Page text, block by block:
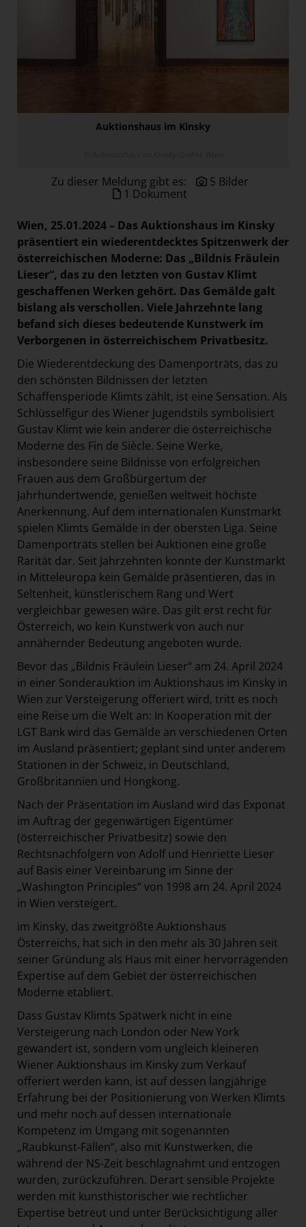
section.d
MEDIA
KONTAKT
Auktionshaus im Kinsky
Zu dieser Meldung gibt es:
5 Bilder
1 Dokument
Wien, 25.01.2024 – Das Auktionshaus im Kinsky
präsentiert ein wiederentdecktes Spitzenwerk der
österreichischen Moderne: Das „Bildnis Fräulein
Lieser“, das zu den letzten von Gustav Klimt
geschaffenen Werken gehört. Das Gemälde galt
bislang als verschollen. Viele Jahrzehnte lang
befand sich dieses bedeutende Kunstwerk im
Verborgenen in österreichischem Privatbesitz.
Die Wiederentdeckung des Damenporträts, das zu
den schönsten Bildnissen der letzten
Schaffensperiode Klimts zählt, ist eine Sensation. Als
Schlüsselfigur des Wiener Jugendstils symbolisiert
Gustav Klimt wie kein anderer die österreichische
Moderne des Fin de Siècle. Seine Werke,
insbesondere seine Bildnisse von erfolgreichen
Frauen aus dem Großbürgertum der
Jahrhundertwende, genießen weltweit höchste
Anerkennung. Auf dem internationalen Kunstmarkt
spielen Klimts Gemälde in der obersten Liga. Seine
Damenporträts stellen bei Auktionen eine große
Rarität dar. Seit Jahrzehnten konnte der Kunstmarkt
in Mitteleuropa kein Gemälde präsentieren, das in
Seltenheit, künstlerischem Rang und Wert
vergleichbar gewesen wäre. Das gilt erst recht für
Österreich, wo kein Kunstwerk von auch nur
annähernder Bedeutung angeboten wurde.
Bevor das „Bildnis Fräulein Lieser“ am 24. April 2024
in einer Sonderauktion im Auktionshaus im Kinsky in
Wien zur Versteigerung offeriert wird, tritt es noch
eine Reise um die Welt an: In Kooperation mit der
LGT Bank wird das Gemälde an verschiedenen Orten
im Ausland präsentiert; geplant sind unter anderem
Stationen in der Schweiz, in Deutschland,
Großbritannien und Hongkong.
Nach der Präsentation im Ausland wird das Exponat
im Auftrag der gegenwärtigen Eigentümer
(österreichischer Privatbesitz) sowie den
Rechtsnachfolgern von Adolf und Henriette Lieser
auf Basis einer Vereinbarung im Sinne der
„Washington Principles“ von 1998 am 24. April 2024
in Wien versteigert.
im Kinsky, das zweitgrößte Auktionshaus
Österreichs, hat sich in den mehr als 30 Jahren seit
seiner Gründung als Haus mit einer hervorragenden
Expertise auf dem Gebiet der österreichischen
Moderne etabliert.
Dass Gustav Klimts Spätwerk nicht in eine
Versteigerung nach London oder New York
gewandert ist, sondern vom ungleich kleineren
Wiener Auktionshaus im Kinsky zum Verkauf
offeriert werden kann, ist auf dessen langjährige
Erfahrung bei der Positionierung von Werken Klimts
und mehr noch auf dessen internationale
Kompetenz im Umgang mit sogenannten
„Raubkunst-Fällen“, also mit Kunstwerken, die
während der NS-Zeit beschlagnahmt und entzogen
wurden, zurückzuführen. Derart sensible Projekte
werden mit kunsthistorischer wie rechtlicher
Expertise betreut und unter Berücksichtigung aller